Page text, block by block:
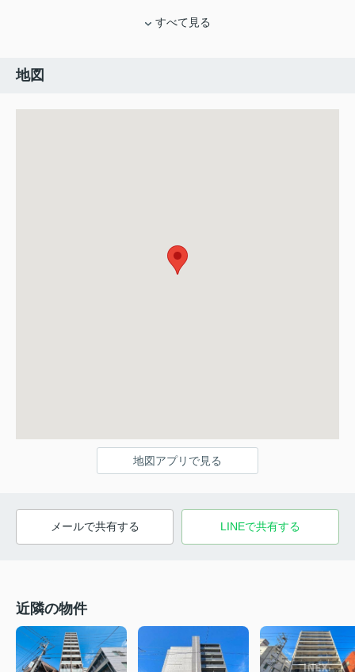
すべて見る
地図
地図アプリで見る
メールで共有する LINEで共有する
近隣の物件